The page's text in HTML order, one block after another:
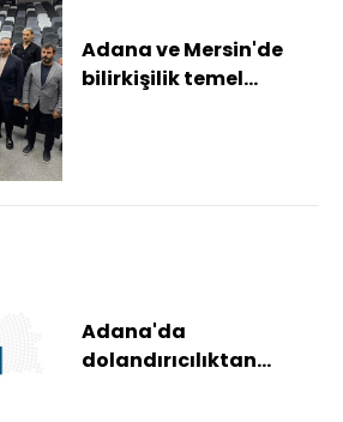
Adana ve Mersin'de
bilirkişilik temel
Adana'da
dolandırıcılıktan